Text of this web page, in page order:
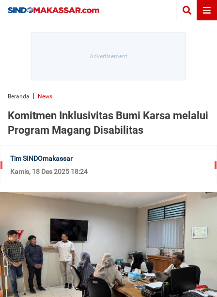
Beranda News
Komitmen Inklusivitas Bumi Karsa melalui
Program Magang Disabilitas
Tim SINDOmakassar
Kamis, 18 Des 2025 18:24